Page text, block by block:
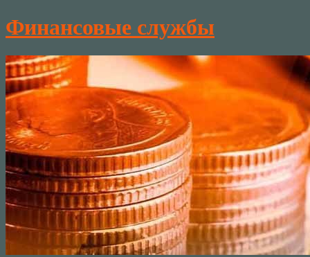
Финансовые службы